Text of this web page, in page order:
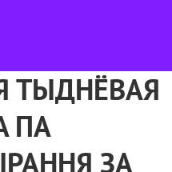
ТЫДНЁВАЯ
ПА
ЗА